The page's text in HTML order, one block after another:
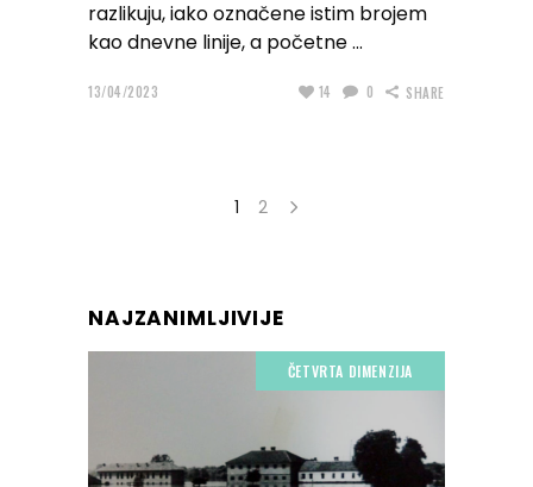
razlikuju, iako označene istim brojem
kao dnevne linije, a početne
13/04/2023 14 0 SHARE
1 2
NAJZANIMLJIVIJE
ČETVRTA DIMENZIJA